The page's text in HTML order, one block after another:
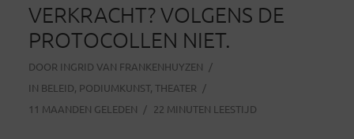
VERKRACHT? VOLGENS DE
PROTOCOLLEN NIET.
DOOR INGRID VAN FRANKENHUYZEN
IN BELEID, PODIUMKUNST, THEATER
11 MAANDEN GELEDEN
22 MINUTEN LEESTIJD